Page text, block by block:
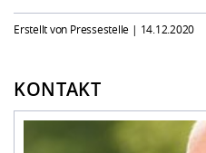
Erstellt von Pressestelle | 14.12.2020
KONTAKT